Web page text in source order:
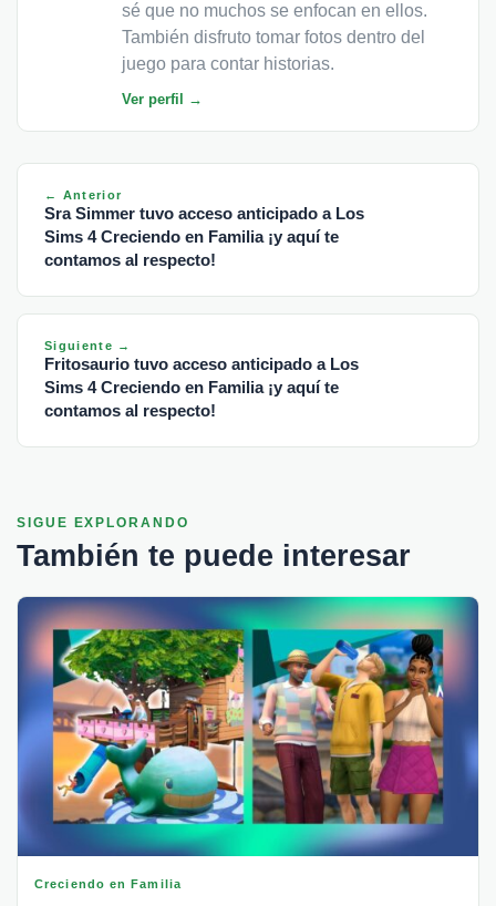
sé que no muchos se enfocan en ellos.
También disfruto tomar fotos dentro del
juego para contar historias.
Ver perfil →
← Anterior
Sra Simmer tuvo acceso anticipado a Los
Sims 4 Creciendo en Familia ¡y aquí te
contamos al respecto!
Siguiente →
Fritosaurio tuvo acceso anticipado a Los
Sims 4 Creciendo en Familia ¡y aquí te
contamos al respecto!
SIGUE EXPLORANDO
También te puede interesar
Creciendo en Familia